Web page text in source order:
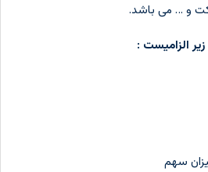
و … می باشد.
الزامیست :
سهم